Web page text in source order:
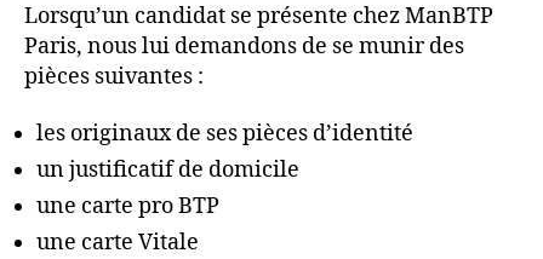
Lorsqu’un candidat se présente chez ManBTP
Paris, nous lui demandons de se munir des
pièces suivantes :
les originaux de ses pièces d’identité
un justificatif de domicile
une carte pro BTP
une carte Vitale